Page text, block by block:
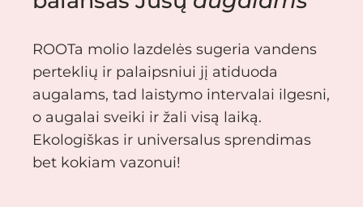
ROOTa molio lazdelės sugeria vandens
perteklių ir palaipsniui jį atiduoda
augalams, tad laistymo intervalai ilgesni,
o augalai sveiki ir žali visą laiką.
Ekologiškas ir universalus sprendimas
bet kokiam vazonui!